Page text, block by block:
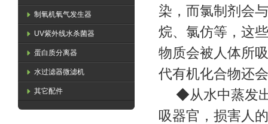
制氧机氧气发生器
UV紫外线水杀菌器
蛋白质分离器
水过滤器微滤机
其它配件
染，而氯制剂会
烷、氯仿等，这
物质会被人体所
代有机化合物还
◆从水中蒸发出
吸器官，损害人